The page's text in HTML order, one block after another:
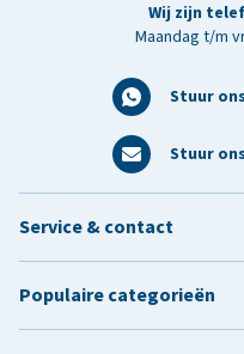
Wij zijn
Maandag t/m
Stuur
Stuur
Service & contact
Populaire categorieën